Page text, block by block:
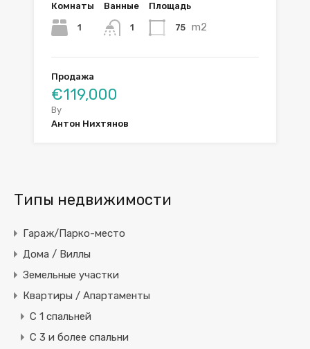
Комнаты
1
Ванные
1
Площадь
75 m2
Продажа
€119,000
By
Антон Нихтянов
Типы недвижимости
Гараж/Парко-место
Дома / Виллы
Земельные участки
Квартиры / Апартаменты
C 1 спальней
C 3 и более спальни